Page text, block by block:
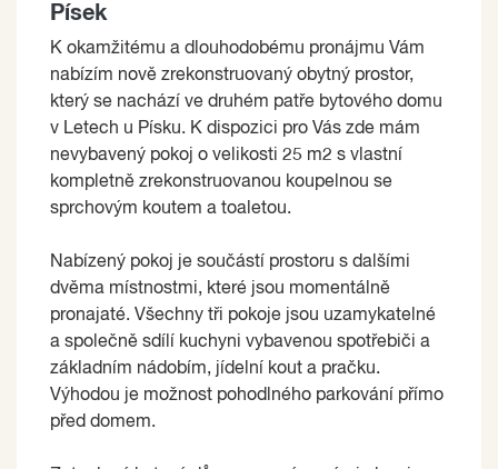
Písek
K okamžitému a dlouhodobému pronájmu Vám
nabízím nově zrekonstruovaný obytný prostor,
který se nachází ve druhém patře bytového domu
v Letech u Písku. K dispozici pro Vás zde mám
nevybavený pokoj o velikosti 25 m2 s vlastní
kompletně zrekonstruovanou koupelnou se
sprchovým koutem a toaletou.
Nabízený pokoj je součástí prostoru s dalšími
dvěma místnostmi, které jsou momentálně
pronajaté. Všechny tři pokoje jsou uzamykatelné
a společně sdílí kuchyni vybavenou spotřebiči a
základním nádobím, jídelní kout a pračku.
Výhodou je možnost pohodlného parkování přímo
před domem.